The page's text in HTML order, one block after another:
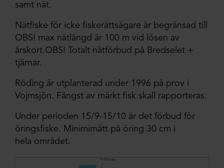
samt nät.
Nätfiske för icke fiskerättsägare är begränsad till
OBS! max nätlängd är 100 m vid lösen av
årskort.OBS! Totalt nätförbud på Bredselet +
tjärnar.
Röding är utplanterad under 1996 på prov i
Vojmsjön. Fångst av märkt fisk skall rapporteras.
Under perioden 15/9-15/10 är det förbud för
öringsfiske. Minimimått på öring 30 cm i
hela området.